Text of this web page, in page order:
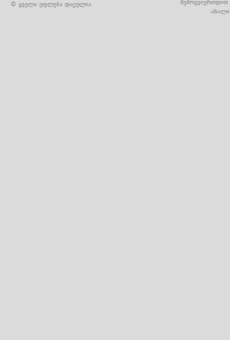
© ყველა უფლება დაცულია
შემოგვიერთდით
ახალი